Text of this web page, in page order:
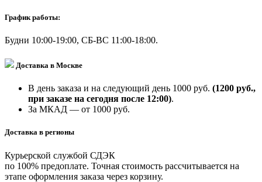
График работы:
Будни 10:00-19:00, СБ-ВС 11:00-18:00.
Доставка в Москве
В день заказа и на следующий день 1000 руб. (1200 руб.,
при заказе на сегодня после 12:00).
За МКАД — от 1000 руб.
Доставка в регионы
Курьерской службой СДЭК
по 100% предоплате. Точная стоимость рассчитывается на
этапе оформления заказа через корзину.